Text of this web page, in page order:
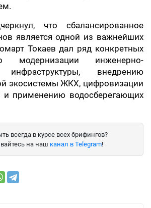
что сбалансированное
является одной из важнейших
Токаев дал ряд конкретных
модернизации инженерно-
инфраструктуры, внедрению
экосистемы ЖКХ, цифровизации
и применению водосберегающих
всегда в курсе всех брифингов?
на наш канал в Telegram!